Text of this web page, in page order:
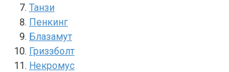
Танзи
Пенкинг
Блазамут
Гриззболт
Некромус